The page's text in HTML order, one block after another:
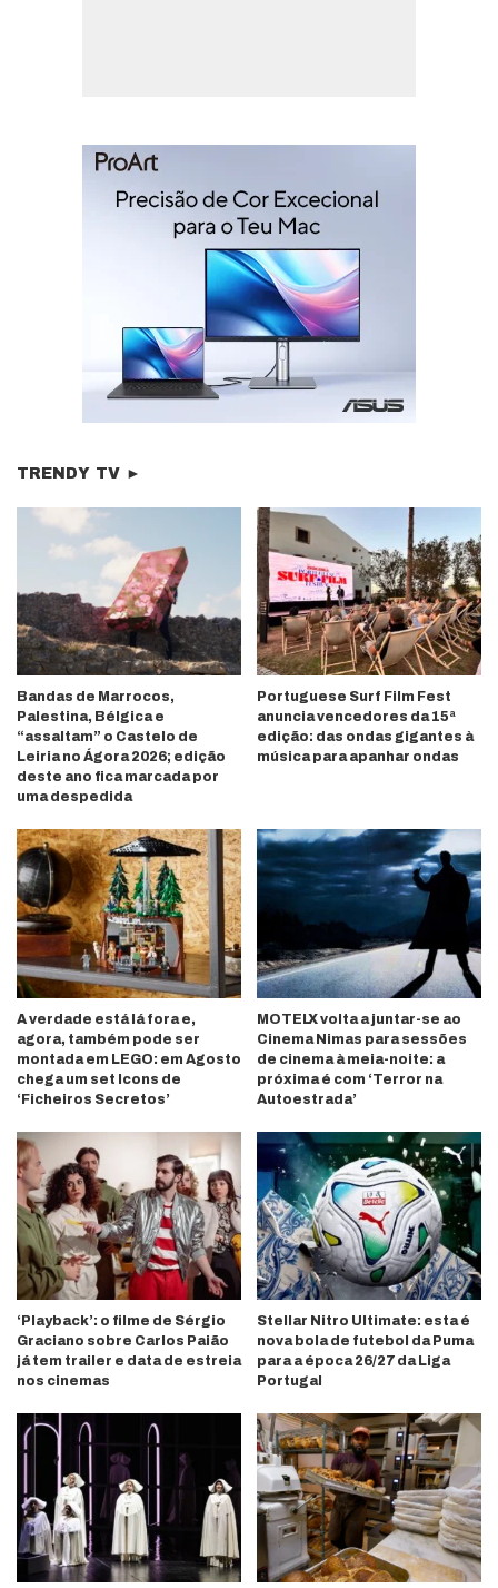
TRENDY TV ►
Bandas de Marrocos,
Palestina, Bélgica e
“assaltam” o Castelo de
Leiria no Ágora 2026; edição
deste ano fica marcada por
uma despedida
Portuguese Surf Film Fest
anuncia vencedores da 15ª
edição: das ondas gigantes à
música para apanhar ondas
A verdade está lá fora e,
agora, também pode ser
montada em LEGO: em Agosto
chega um set Icons de
‘Ficheiros Secretos’
MOTELX volta a juntar-se ao
Cinema Nimas para sessões
de cinema à meia-noite: a
próxima é com ‘Terror na
Autoestrada’
‘Playback’: o filme de Sérgio
Graciano sobre Carlos Paião
já tem trailer e data de estreia
nos cinemas
Stellar Nitro Ultimate: esta é
nova bola de futebol da Puma
para a época 26/27 da Liga
Portugal